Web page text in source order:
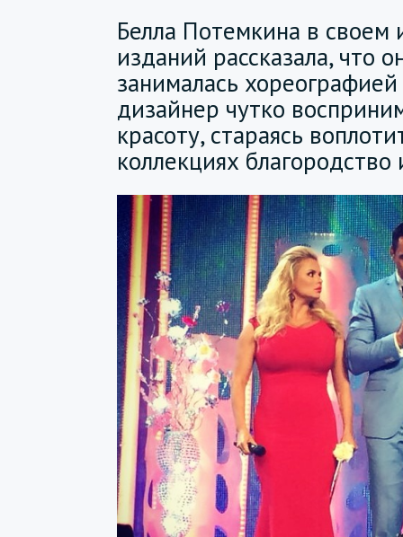
Белла Потемкина в
изданий рассказала, что
занималась
дизайнер чутко
красоту, стараясь
коллекциях